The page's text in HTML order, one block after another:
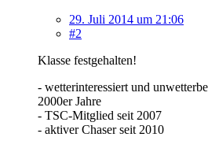
29. Juli 2014 um 21:06
#2
Klasse festgehalten!
- wetterinteressiert und
2000er Jahre
- TSC-Mitglied seit 2007
- aktiver Chaser seit 2010